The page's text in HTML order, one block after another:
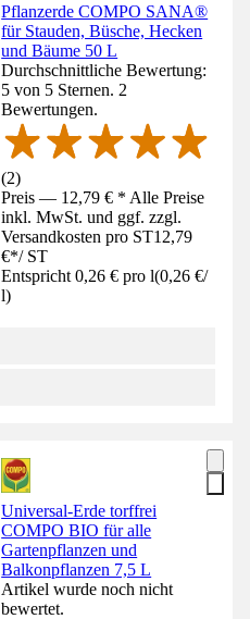
Pflanzerde COMPO SANA®
für Stauden, Büsche, Hecken
und Bäume 50 L
Durchschnittliche Bewertung:
5 von 5 Sternen. 2
Bewertungen.
(2)
Preis — 12,79 € * Alle Preise
inkl. MwSt. und ggf. zzgl.
Versandkosten pro ST12,79
€*/ ST
Entspricht 0,26 € pro l(0,26 €/
l)
Universal-Erde torffrei
COMPO BIO für alle
Gartenpflanzen und
Balkonpflanzen 7,5 L
Artikel wurde noch nicht
bewertet.